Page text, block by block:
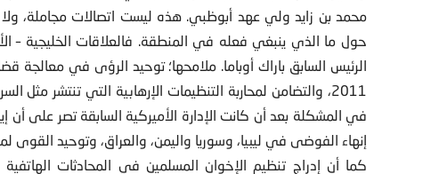
محمد بن زايد ولي عهد أبوظبي. هذه ليست اتصالات مجاملة، ولا
حول ما الذي ينبغي فعله في المنطقة. فالعلاقات الخليجية –
الرئيس السابق باراك أوباما. ملامحها؛ توحيد الرؤى في
2011، والتضامن لمحاربة التنظيمات الإرهابية التي تنتشر
في المشكلة بعد أن كانت الإدارة الأميركية السابقة تصر على أن
إنهاء الفوضى في ليبيا، وسوريا واليمن، والعراق، وتوحيد القوى
كما أن إدراج تنظيم الإخوان المسلمين في المحادثات